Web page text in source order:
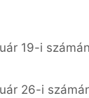
19-i
26-i